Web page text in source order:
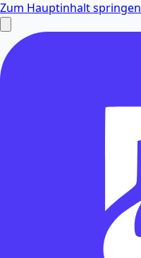
Zum Hauptinhalt springen